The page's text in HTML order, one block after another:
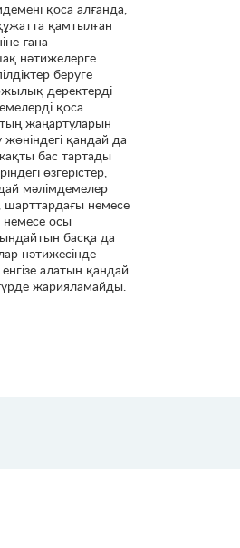
қоса алғанда,
қамтылған
ғана
нәтижелерге
беруге
деректерді
қоса
жаңартуларын
жөніндегі қандай да
бас тартады
өзгерістер,
мәлімдемелер
шарттардағы немесе
немесе осы
басқа да
нәтижесінде
алатын қандай
жарияламайды.